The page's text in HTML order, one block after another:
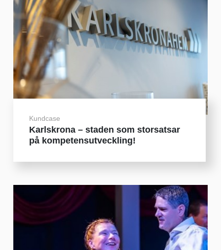
Kundcase
Karlskrona – staden som storsatsar
på kompetensutveckling!